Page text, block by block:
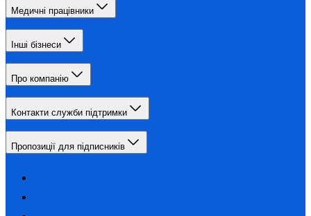
Медичні працівники
Інші бізнеси
Про компанію
Контакти служби підтримки
Пропозиції для підписників